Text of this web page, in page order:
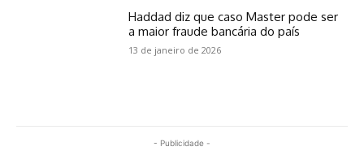
Haddad diz que caso Master pode ser
a maior fraude bancária do país
13 de janeiro de 2026
- Publicidade -